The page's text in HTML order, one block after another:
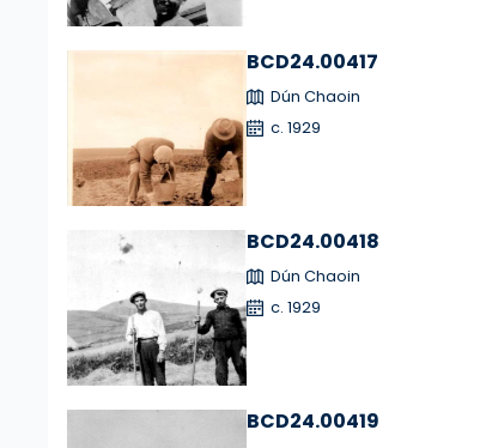
BCD24.00417
Dún Chaoin
c. 1929
BCD24.00418
Dún Chaoin
c. 1929
BCD24.00419